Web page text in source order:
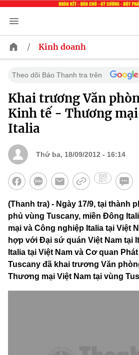
/ Kinh doanh
Theo dõi Báo Thanh tra trên
Khai trương Văn
Kinh tế - Thương
Italia
Thứ ba, 18/09/2012 - 16:14
(Thanh tra) - Ngày 17/9, tại thành
phủ vùng Tuscany, miền Đông
mại và Công nghiệp Italia tại Việt
hợp với Đại sứ quán Việt Nam tại
Italia tại Việt Nam và Cơ quan
Tuscany đã khai trương Văn
Thương mại Việt Nam tại vùng